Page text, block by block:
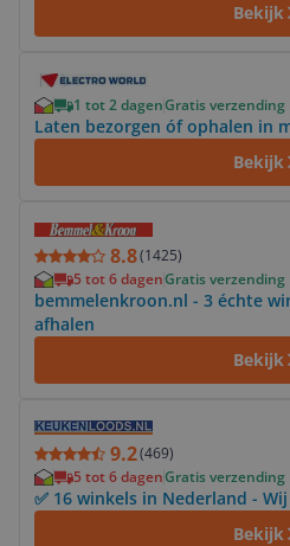
Bekijk
1 tot 2 dagenGratis verzending
Laten bezorgen óf ophalen in
Bekijk
8.8(1425)
5 tot 6 dagenGratis verzending
bemmelenkroon.nl - 3 échte
afhalen
Bekijk
9.2(469)
5 tot 6 dagenGratis verzending
✅ 16 winkels in Nederland -
Bekijk